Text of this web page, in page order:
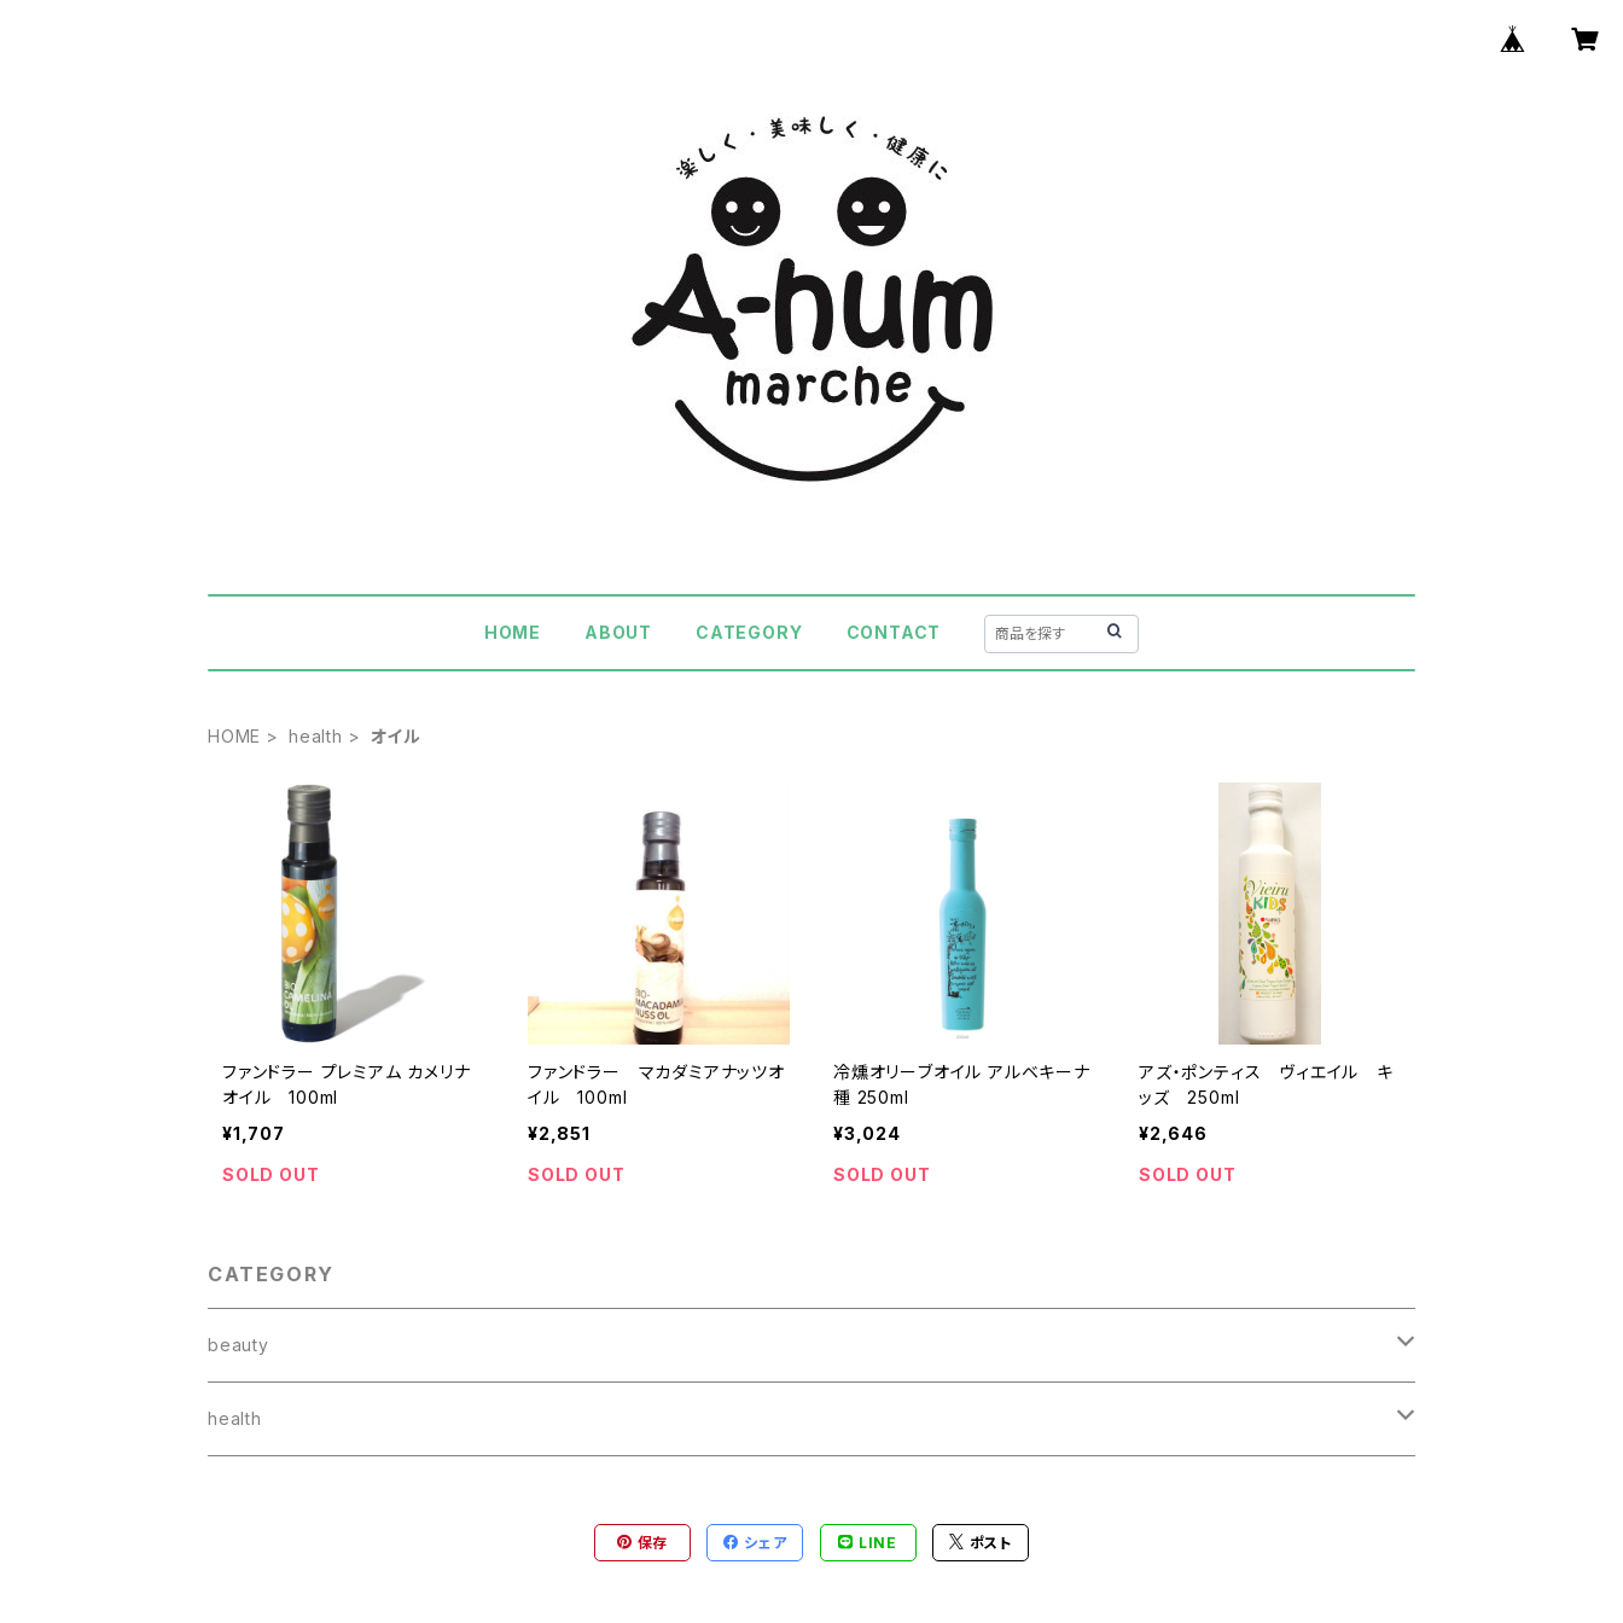
HOME ABOUT CATEGORY CONTACT
HOME health オイル
ファンドラー プレミアム カメリナ
オイル 100ml
¥1,707
SOLD OUT
ファンドラー マカダミアナッツオ
イル 100ml
¥2,851
SOLD OUT
冷燻オリーブオイル アルベキーナ
種 250ml
¥3,024
SOLD OUT
アズ・ポンティス ヴィエイル キ
ッズ 250ml
¥2,646
SOLD OUT
CATEGORY
beauty
スキンケア
health
保存 シェア LINE ポスト